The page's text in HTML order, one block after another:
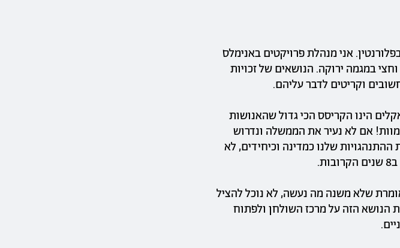
27 ומתגוררת כיום בפלורנטין. אני מנהלת פרויקטים באנימלס
במגמה ירוקה. הנושאים של זכויות
וקריטים לדבר עליהם.
הינו הקריסס הכי גדול שהאנושות
אם לא נעיר את הממשלה ונדרוש
שלנו כמדינה וכיחידים, לא
זאת אומרת שלא משנה מה נעשה, לא נוכל להציל
הנושא הזה על מרכז השולחן ולפתוח